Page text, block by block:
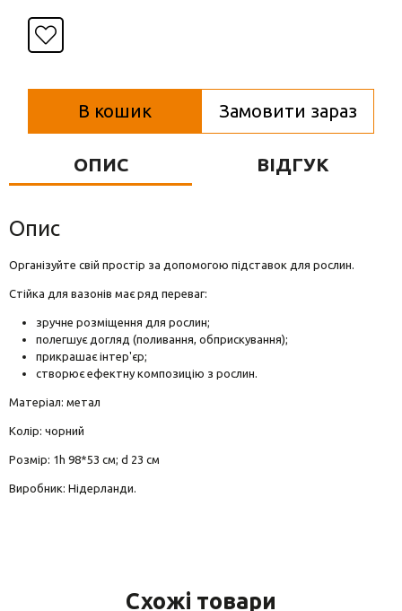
Фігурки та статуетки
В кошик Замовити зараз
ОПИС ВІДГУК
Опис
Організуйте свій простір за допомогою підставок для рослин.
Стійка для вазонів має ряд переваг:
зручне розміщення для рослин;
полегшує догляд (поливання, обприскування);
прикрашає інтер'єр;
створює ефектну композицію з рослин.
Матеріал: метал
Колір: чорний
Розмір: 1h 98*53 см; d 23 см
Виробник: Нідерланди.
Схожі товари